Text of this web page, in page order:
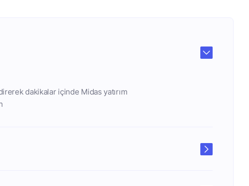
dakikalar içinde Midas yatırım